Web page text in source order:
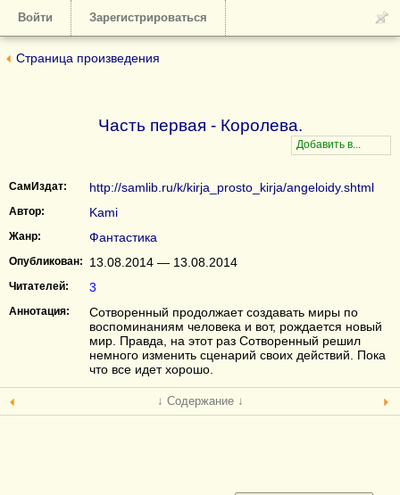
Войти Зарегистрироваться
Страница произведения
Часть первая - Королева.
СамИздат: http://samlib.ru/k/kirja_prosto_kirja/angeloidy.shtml
Автор: Kami
Жанр: Фантастика
Опубликован: 13.08.2014 — 13.08.2014
Читателей: 3
Аннотация:
Сотворенный продолжает создавать миры по
воспоминаниям человека и вот, рождается новый
мир. Правда, на этот раз Сотворенный решил
немного изменить сценарий своих действий. Пока
что все идет хорошо.
↓ Содержание ↓